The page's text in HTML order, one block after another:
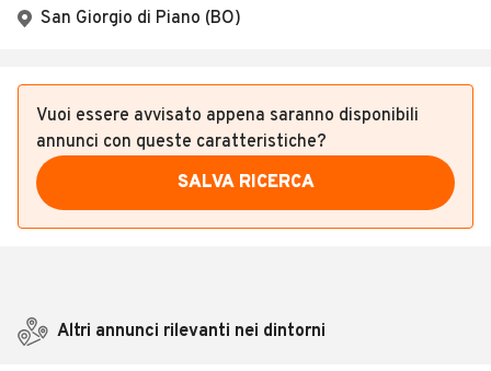
San Giorgio di Piano (BO)
Vuoi essere avvisato appena saranno disponibili
annunci con queste caratteristiche?
SALVA RICERCA
Altri annunci rilevanti nei dintorni